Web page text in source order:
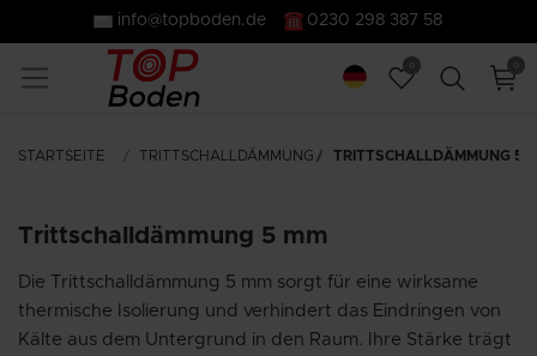
info@topboden.de 0230 298 387 58
STARTSEITE TRITTSCHALLDÄMMUNG TRITTSCHALLDÄMMUNG 5
Trittschalldämmung 5 mm
Die Trittschalldämmung 5 mm sorgt für eine wirksame
thermische Isolierung und verhindert das Eindringen von
Kälte aus dem Untergrund in den Raum. Ihre Stärke trägt